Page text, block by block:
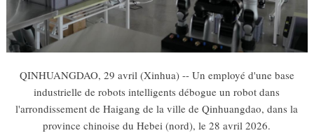
QINHUANGDAO, 29 avril (Xinhua) -- Un employé d'une base
industrielle de robots intelligents débogue un robot dans
l'arrondissement de Haigang de la ville de Qinhuangdao, dans la
province chinoise du Hebei (nord), le 28 avril 2026.